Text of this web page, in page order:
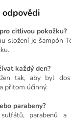
odpovědi
citlivou pokožku?
složení je šampón
každý den?
tak, aby byl
přitom účinný.
parabeny?
parabenů a